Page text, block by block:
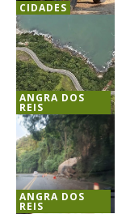
CIDADES
ANGRA DOS
REIS
ANGRA DOS
REIS